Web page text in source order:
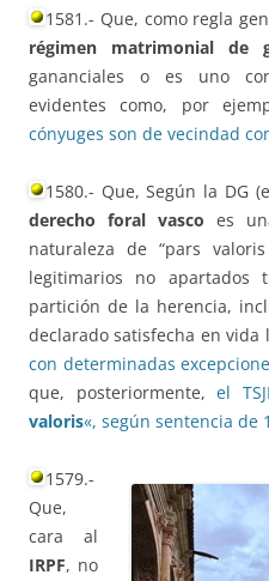
1581.- Que, como regla
régimen matrimonial de
gananciales o es uno
evidentes como, por
cónyuges son de vecindad
1580.- Que, Según la DG
derecho foral vasco es
naturaleza de “pars
legitimarios no
partición de la herencia,
declarado satisfecha en
con determinadas
que, posteriormente,el
valoris«, según sentencia de
1579.-
Que,
cara al
IRPF, no